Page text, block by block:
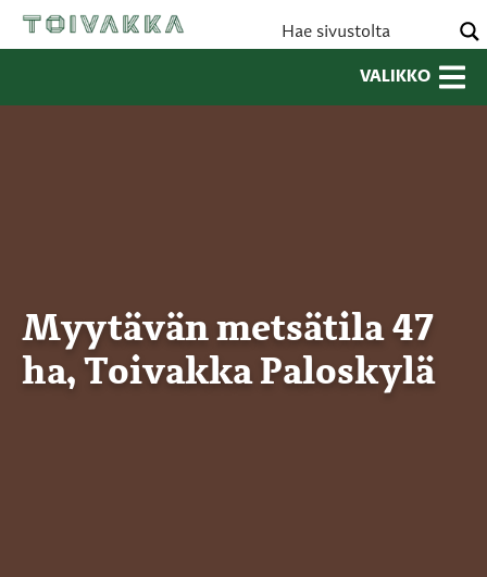
VALIKKO
Myytävän metsätila 47
ha, Toivakka Paloskylä